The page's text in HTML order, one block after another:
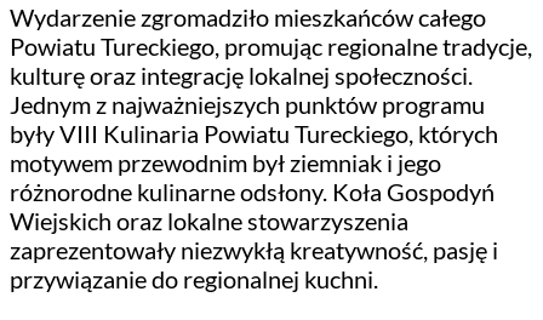
Wydarzenie zgromadziło mieszkańców całego
Powiatu Tureckiego, promując regionalne tradycje,
kulturę oraz integrację lokalnej społeczności.
Jednym z najważniejszych punktów programu
były VIII Kulinaria Powiatu Tureckiego, których
motywem przewodnim był ziemniak i jego
różnorodne kulinarne odsłony. Koła Gospodyń
Wiejskich oraz lokalne stowarzyszenia
zaprezentowały niezwykłą kreatywność, pasję i
przywiązanie do regionalnej kuchni.